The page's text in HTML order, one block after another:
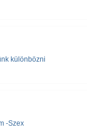
különbözni
-Szex